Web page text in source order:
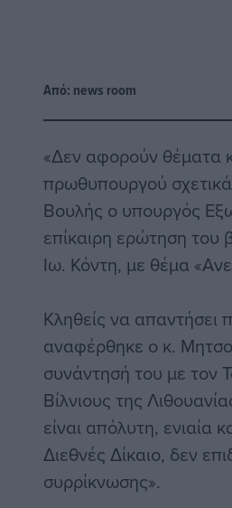
Από: news room
«Δεν αφορούν θέματα
πρωθυπουργού
Βουλής ο υπουργός
επίκαιρη ερώτηση
Ιω. Κόντη, με θέμα
Κληθείς να απαντήσει
αναφέρθηκε ο κ.
συνάντησή του με τον
Βίλνιους της
είναι απόλυτη, ενιαία
Διεθνές Δίκαιο, δεν
συρρίκνωσης».